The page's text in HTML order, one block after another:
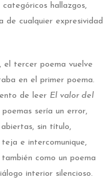
hallazgos,
de cualquier expresividad
el tercer poema vuelve
en el primer poema.
de leer El valor del
sería un error,
sin título,
e intercomunique,
como un poema
interior silencioso.